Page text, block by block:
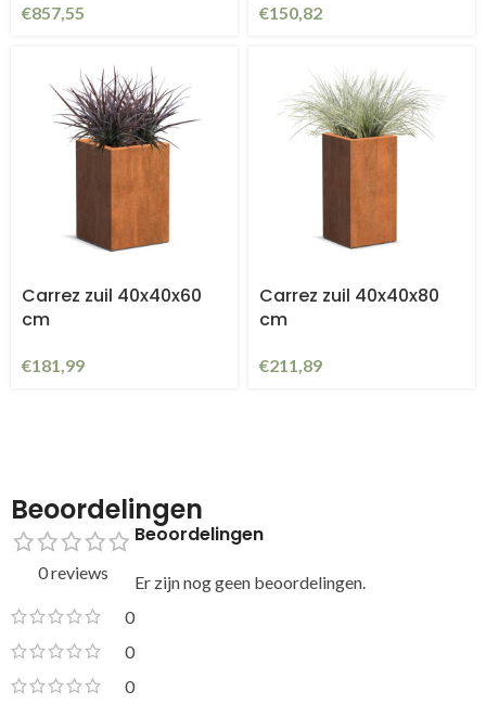
€857,55 €150,82
Carrez zuil 40x40x60
cm
€181,99
Carrez zuil 40x40x80
cm
€211,89
Beoordelingen
0 reviews
0
0
0
Beoordelingen
Er zijn nog geen beoordelingen.